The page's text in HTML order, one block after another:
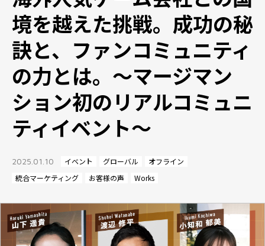
境を越えた挑戦。成功の秘
訣と、ファンコミュニティ
の力とは。～マージマン
ション初のリアルコミュニ
ティイベント～
2025.01.10 イベント グローバル
オフライン
統合マーケティング
お客様の声 Works